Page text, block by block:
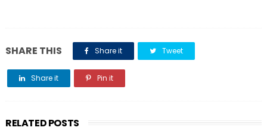
SHARE THIS Share it Tweet
Share it Pin it
RELATED POSTS